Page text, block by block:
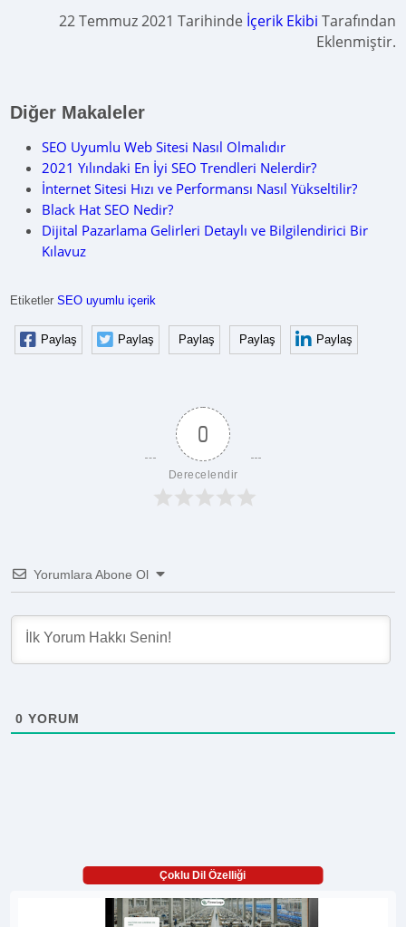
22 Temmuz 2021 Tarihinde İçerik Ekibi Tarafından
Eklenmiştir.
Diğer Makaleler
SEO Uyumlu Web Sitesi Nasıl Olmalıdır
2021 Yılındaki En İyi SEO Trendleri Nelerdir?
İnternet Sitesi Hızı ve Performansı Nasıl Yükseltilir?
Black Hat SEO Nedir?
Dijital Pazarlama Gelirleri Detaylı ve Bilgilendirici Bir
Kılavuz
EtiketlerSEO uyumlu içerik
Paylaş Paylaş Paylaş Paylaş Paylaş
0
Derecelendir
Yorumlara Abone Ol
0 YORUM
Çoklu Dil Özelliği